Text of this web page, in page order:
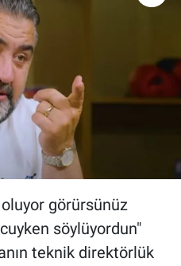
görürsünüz
söylüyordun"
teknik direktörlük